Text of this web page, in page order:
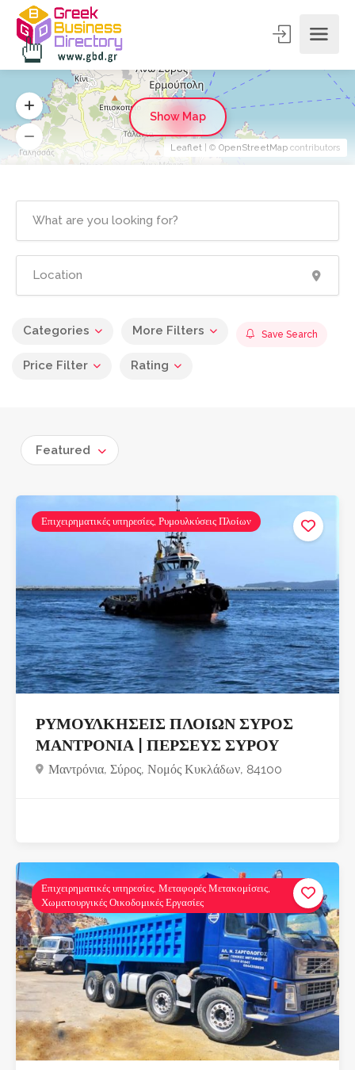
Categories More Filters
Price Filter Rating
Save Search
Featured
Επιχειρηματικές υπηρεσίες, Ρυμουλκύσεις Πλοίων
ΡΥΜΟΥΛΚΗΣΕΙΣ ΠΛΟΙΩΝ ΣΥΡΟΣ
ΜΑΝΤΡΟΝΙΑ | ΠΕΡΣΕΥΣ ΣΥΡΟΥ
Μαντρόνια, Σύρος, Νομός Κυκλάδων, 84100
Επιχειρηματικές υπηρεσίες, Μεταφορές Μετακομίσεις,
Χωματουργικές Οικοδομικές Εργασίες
2
Leaflet | © OpenStreetMap contributors
Show Map